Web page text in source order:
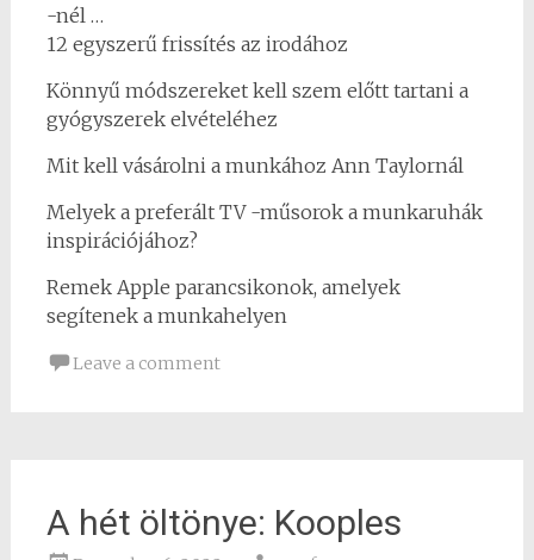
-nél …
12 egyszerű frissítés az irodához
Könnyű módszereket kell szem előtt tartani a
gyógyszerek elvételéhez
Mit kell vásárolni a munkához Ann Taylornál
Melyek a preferált TV -műsorok a munkaruhák
inspirációjához?
Remek Apple parancsikonok, amelyek
segítenek a munkahelyen
Leave a comment
A hét öltönye: Kooples